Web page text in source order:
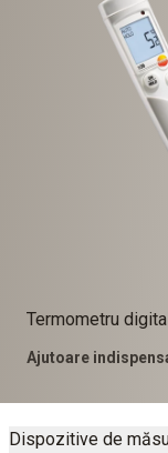
Termometru
Ajutoare
Dispozitive de